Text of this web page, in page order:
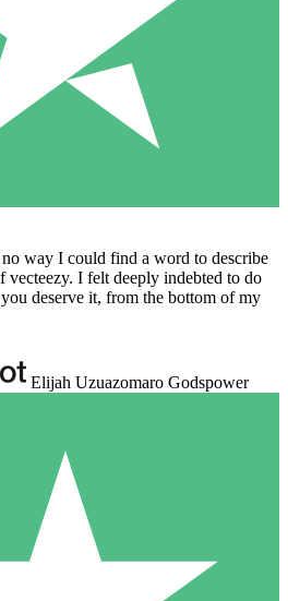
no way I could find a word to describe
vecteezy. I felt deeply indebted to do
deserve it, from the bottom of my
Elijah Uzuazomaro Godspower